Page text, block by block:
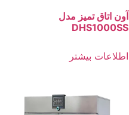
آون اتاق تمیز مدل
DHS1000SS
اطلاعات بیشتر